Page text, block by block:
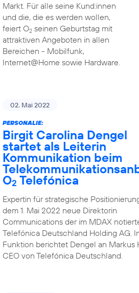
Markt. Für alle seine Kund:innen
und die, die es werden wollen,
feiert O2seinen Geburtstag mit
attraktiven Angeboten in allen
Bereichen - Mobilfunk,
Internet@Home sowie Hardware.
02. Mai 2022
PERSONALIE:
Birgit Carolina Dengel
startet als Leiterin
Kommunikation beim
O2 Telefónica
Expertin für strategische
dem 1. Mai 2022 neue Direktorin
Communications der im MDAX
Telefónica Deutschland Holding AG.
Funktion berichtet Dengel an Markus
CEO von Telefónica Deutschland.